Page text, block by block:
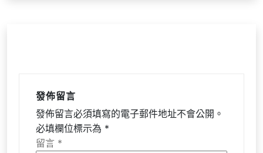
發佈留言
發佈留言必須填寫的電子郵件地址不會公開。
必填欄位標示為 *
留言 *